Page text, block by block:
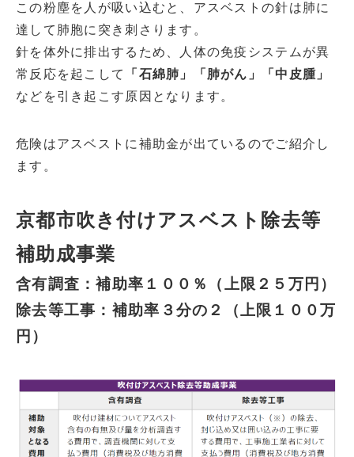
この粉塵を人が吸い込むと、アスベストの針は肺に
達して肺胞に突き刺さります。
針を体外に排出するため、人体の免疫システムが異
常反応を起こして
「石綿肺」「肺がん」「中皮腫」
などを引き起こす原因となります。
危険はアスベストに補助金が出ているのでご紹介し
ます。
京都市吹き付けアスベスト除去等
補助成事業
含有調査：補助率１００％（上限２５万円）
除去等工事：補助率３分の２（上限１００万
円）